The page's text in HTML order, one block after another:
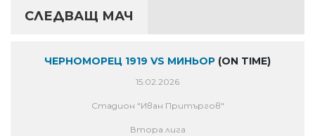
СЛЕДВАЩ МАЧ
ЧЕРНОМОРЕЦ 1919 VS МИНЬОР (ON TIME)
15.02.2026
Стадион "Иван Притъргов"
Втора лига